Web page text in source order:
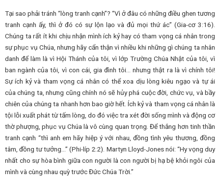
Tại sao phải tránh “lòng tranh cạnh”? “Vì ở đâu có những điều ghen tương
tranh cạnh ấy, thì ở đó có sự lộn lạo và đủ mọi thứ ác” (Gia-cơ 3:16).
Chúng ta rất ít khi chịu nhận mình ích kỷ hay có tham vọng cá nhân trong
sự phục vụ Chúa, nhưng hãy cẩn thận vì nhiều khi những gì chúng ta nhân
danh để làm là vì Hội Thánh của tôi, vì lớp Trường Chúa Nhật của tôi, vì
ban ngành của tôi, vì con cái, gia đình tôi… nhưng thật ra là vì chính tôi!
Sự ích kỷ và tham vọng cá nhân có thể xoa dịu lòng kiêu ngạo và tự ái
của chúng ta, nhưng cũng chính nó sẽ hủy phá cuộc đời, chức vụ, và bầy
chiên của chúng ta nhanh hơn bao giờ hết. Ích kỷ và tham vọng cá nhân là
tội lỗi xuất phát từ tấm lòng, do đó việc tra xét đời sống mình và động cơ
thờ phượng, phục vụ Chúa là vô cùng quan trọng. Để thắng hơn tinh thần
tranh cạnh “thì anh em hãy hiệp ý với nhau, đồng tình yêu thương, đồng
tâm, đồng tư tưởng…” (Phi-líp 2:2). Martyn Lloyd-Jones nói: “Hy vọng duy
nhất cho sự hòa bình giữa con người là con người bị hạ bệ khỏi ngôi của
mình và cùng nhau quỳ trước Đức Chúa Trời.”